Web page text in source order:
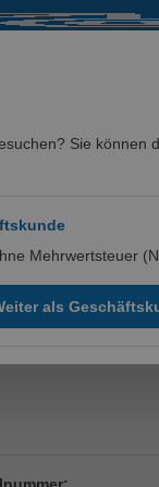
Sie können
Mehrwertsteuer
als